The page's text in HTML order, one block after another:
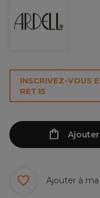
INSCRIVEZ-VOUS
RET15
Ajouter à